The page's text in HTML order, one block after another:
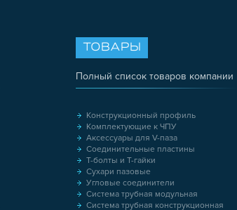
ТОВАРЫ
Полный список товаров компании
Конструкционный профиль
Комплектующие к ЧПУ
Аксессуары для V-паза
Соединительные пластины
Т-болты и Т-гайки
Сухари пазовые
Угловые соединители
Система трубная модульная
Система трубная конструкционная